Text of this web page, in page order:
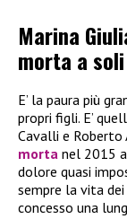
Marina
morta a
E’ la paura più
propri figli. E’
Cavalli e Roberto
morta nel 2015
dolore quasi
sempre la vita
concesso una